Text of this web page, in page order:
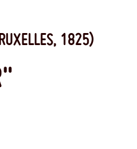
1825)